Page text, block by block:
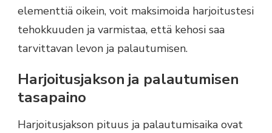
elementtiä oikein, voit maksimoida harjoitustesi
tehokkuuden ja varmistaa, että kehosi saa
tarvittavan levon ja palautumisen.
Harjoitusjakson ja palautumisen
tasapaino
Harjoitusjakson pituus ja palautumisaika ovat